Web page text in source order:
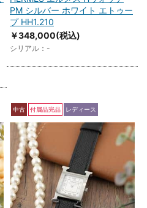
PM シルバー ホワイト エトゥー
プ HH1.210
￥348,000(税込)
シリアル：-
中古 付属品完品 レディース